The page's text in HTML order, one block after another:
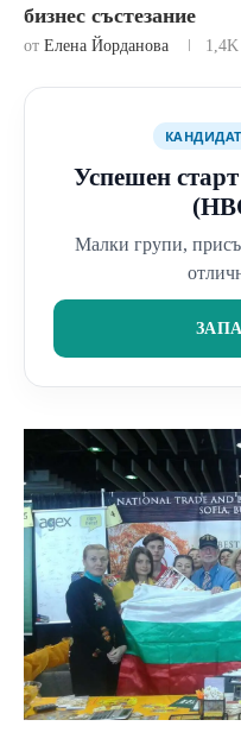
бизнес състезание
от Елена Йорданова 1,4K
Успешен
Малки групи,